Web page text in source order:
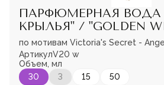
+7-987-089-69-00
8 (800) 600-94-04
Заказать звонок
ПАРФЮМЕРНАЯ ВОДА
КРЫЛЬЯ" / "GOLDEN
по мотивам Victoria's Secret -
АртикулV20 w
Объем, мл
30
3 15
50
войдите